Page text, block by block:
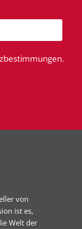
von
ist es,
Welt der